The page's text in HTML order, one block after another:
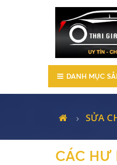
DANH MỤC
SỬA
CÁC HƯ